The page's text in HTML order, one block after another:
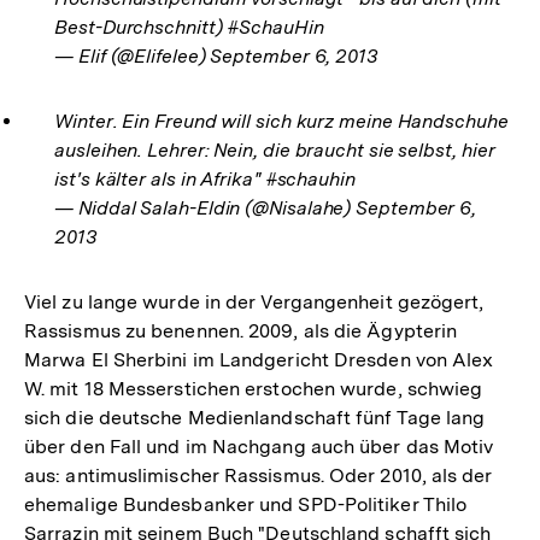
Best-Durchschnitt) #SchauHin
— Elif (@Elifelee) September 6, 2013
Winter. Ein Freund will sich kurz meine Handschuhe
ausleihen. Lehrer: Nein, die braucht sie selbst, hier
ist's kälter als in Afrika" #schauhin
— Niddal Salah-Eldin (@Nisalahe) September 6,
2013
Viel zu lange wurde in der Vergangenheit gezögert,
Rassismus zu benennen. 2009, als die Ägypterin
Marwa El Sherbini im Landgericht Dresden von Alex
W. mit 18 Messerstichen erstochen wurde, schwieg
sich die deutsche Medienlandschaft fünf Tage lang
über den Fall und im Nachgang auch über das Motiv
aus: antimuslimischer Rassismus. Oder 2010, als der
ehemalige Bundesbanker und SPD-Politiker Thilo
Sarrazin mit seinem Buch "Deutschland schafft sich